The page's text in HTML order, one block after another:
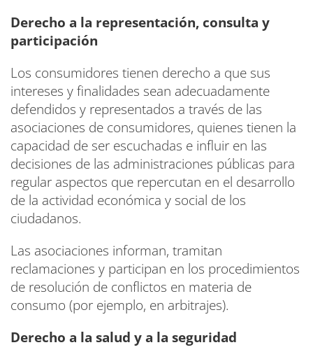
Derecho a la representación, consulta y
participación
Los consumidores tienen derecho a que sus
intereses y finalidades sean adecuadamente
defendidos y representados a través de las
asociaciones de consumidores, quienes tienen la
capacidad de ser escuchadas e influir en las
decisiones de las administraciones públicas para
regular aspectos que repercutan en el desarrollo
de la actividad económica y social de los
ciudadanos.
Las asociaciones informan, tramitan
reclamaciones y participan en los procedimientos
de resolución de conflictos en materia de
consumo (por ejemplo, en arbitrajes).
Derecho a la salud y a la seguridad